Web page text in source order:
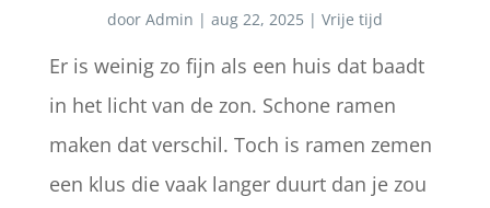
door Admin | aug 22, 2025 | Vrije tijd
Er is weinig zo fijn als een huis dat baadt
in het licht van de zon. Schone ramen
maken dat verschil. Toch is ramen zemen
een klus die vaak langer duurt dan je zou